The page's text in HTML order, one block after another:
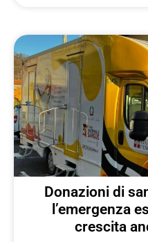
Donazioni di
l’emergenza
crescita